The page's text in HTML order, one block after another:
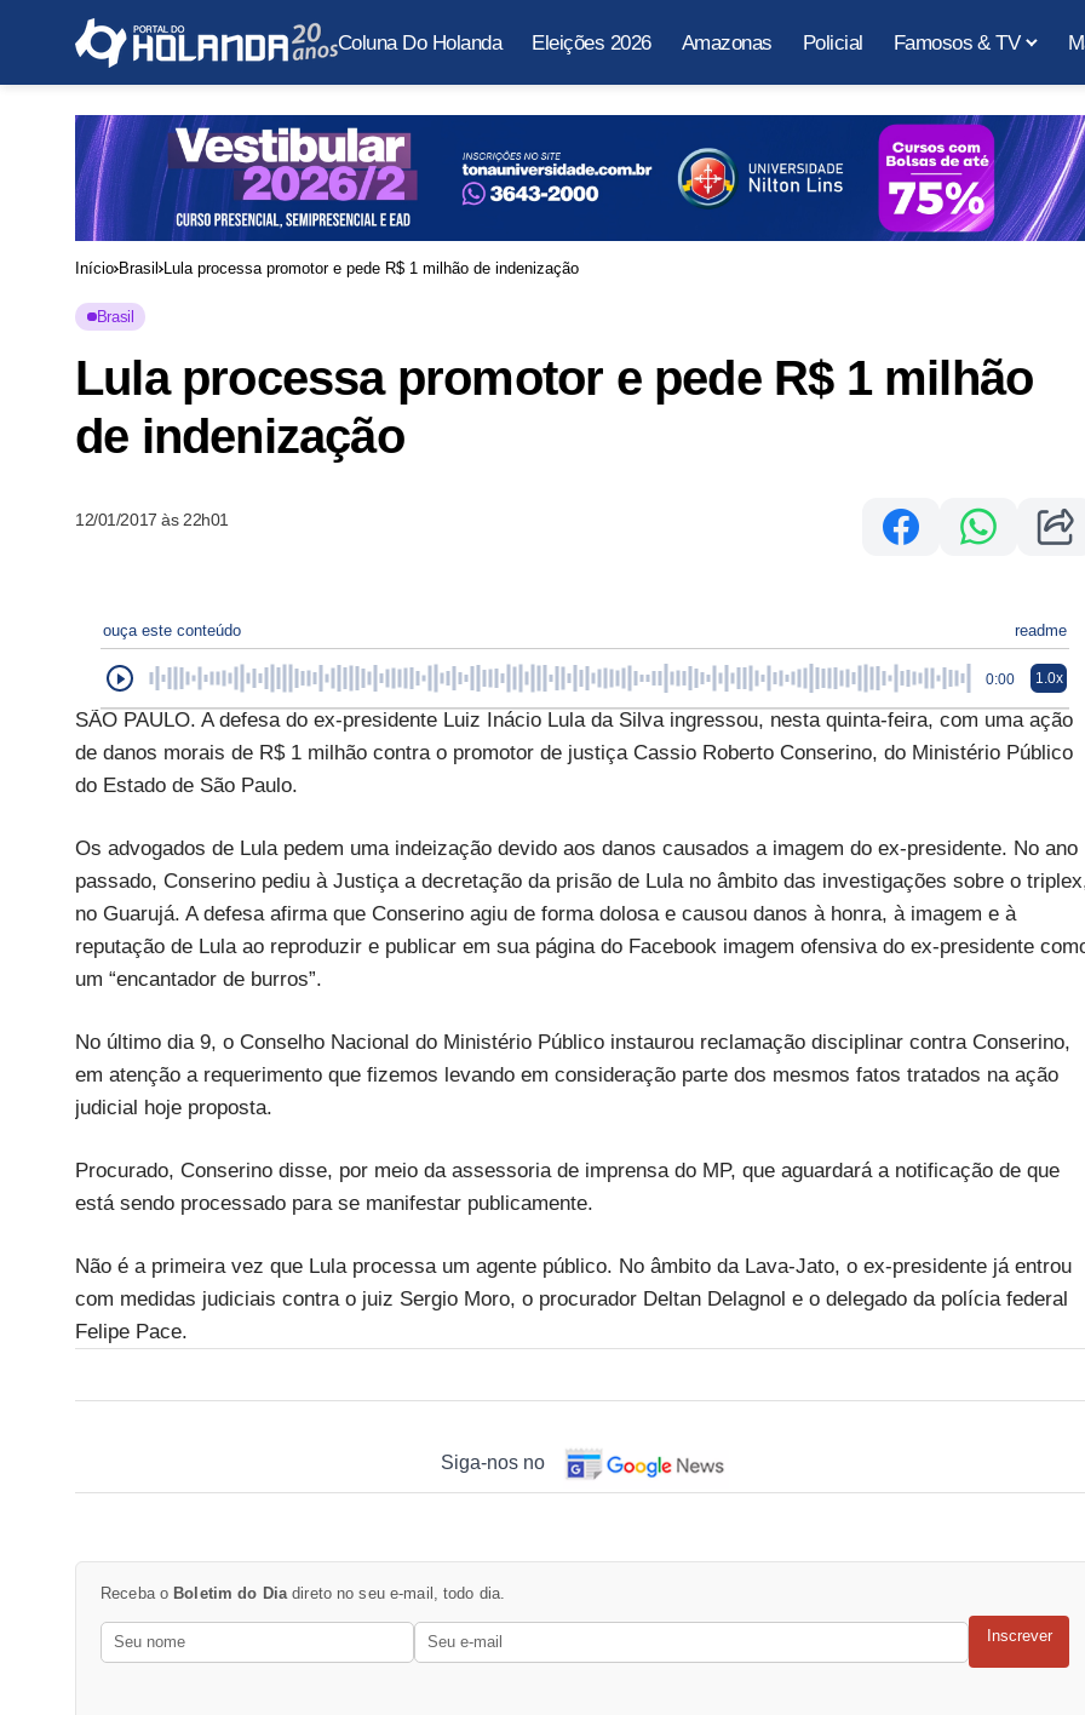
Coluna Do Holanda Eleições 2026 Amazonas Policial Famosos & TV
Início Brasil Lula processa promotor e pede R$ 1 milhão de indenização
Brasil
Lula processa promotor e pede R$ 1 milhão
de indenização
12/01/2017 às 22h01
ouça este conteúdo readme
0:00 1.0x
SÃO PAULO. A defesa do ex-presidente Luiz Inácio Lula da Silva ingressou, nesta quinta-feira, com uma ação
de danos morais de R$ 1 milhão contra o promotor de justiça Cassio Roberto Conserino, do Ministério Público
do Estado de São Paulo.
Os advogados de Lula pedem uma indeização devido aos danos causados a imagem do ex-presidente. No ano
passado, Conserino pediu à Justiça a decretação da prisão de Lula no âmbito das investigações sobre o
no Guarujá. A defesa afirma que Conserino agiu de forma dolosa e causou danos à honra, à imagem e à
reputação de Lula ao reproduzir e publicar em sua página do Facebook imagem ofensiva do ex-presidente
um “encantador de burros”.
No último dia 9, o Conselho Nacional do Ministério Público instaurou reclamação disciplinar contra Conserino,
em atenção a requerimento que fizemos levando em consideração parte dos mesmos fatos tratados na ação
judicial hoje proposta.​
Procurado, Conserino disse, por meio da assessoria de imprensa do MP, que aguardará a notificação de que
está sendo processado para se manifestar publicamente.
Não é a primeira vez que Lula processa um agente público. No âmbito da Lava-Jato, o ex-presidente já entrou
com medidas judiciais contra o juiz Sergio Moro, o procurador Deltan Delagnol e o delegado da polícia federal
Felipe Pace.
Siga-nos no
Receba o Boletim do Dia direto no seu e-mail, todo dia.
Inscrever